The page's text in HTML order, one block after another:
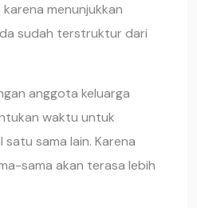
menunjukkan
sudah terstruktur dari
anggota keluarga
waktu untuk
sama lain. Karena
sama akan terasa lebih